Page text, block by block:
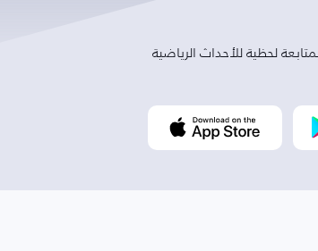
لحظية للأحداث الرياضية